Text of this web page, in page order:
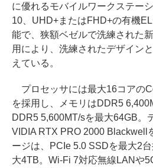
に優れるモバイルワークステー
10、UHD+またはFHD+の有機
能で、狭額ベゼルで洗練された
用により、洗練されたデザイン
えている。
プロセッサには最大16コアの
を採用し、メモリはDDR5
DDR5 5,600MT/sを最大64GB。
VIDIA RTX PRO 2000 Blackwell
ージは、PCIe 5.0 SSDを最大2
大4TB。Wi-Fi 7対応無線LANや